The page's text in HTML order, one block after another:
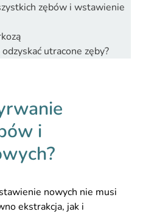
zębów i wstawienie
utracone zęby?
i
nowych nie musi
ekstrakcja, jak i